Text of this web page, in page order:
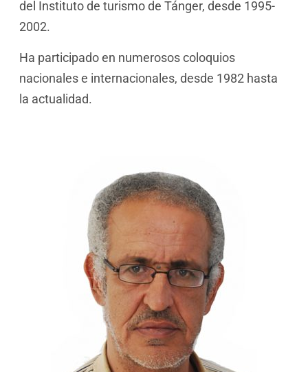
del Instituto de turismo de Tánger, desde 1995-
2002.
Ha participado en numerosos coloquios
nacionales e internacionales, desde 1982 hasta
la actualidad.